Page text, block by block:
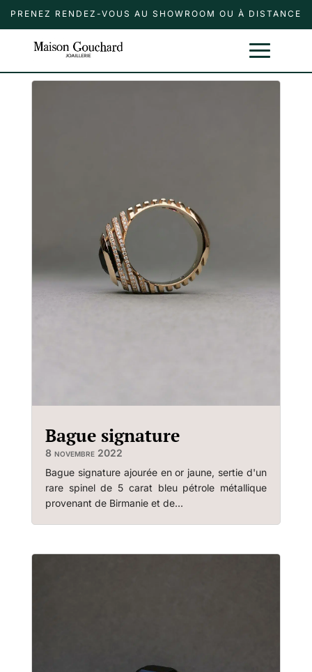
PRENEZ RENDEZ-VOUS AU SHOWROOM OU À DISTANCE
Bague signature
8 novembre 2022
Bague signature ajourée en or jaune, sertie d'un
rare spinel de 5 carat bleu pétrole métallique
provenant de Birmanie et de...